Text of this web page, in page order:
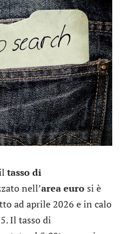
tasso di
nell’area euro si è
ad aprile 2026 e in calo
Il tasso di